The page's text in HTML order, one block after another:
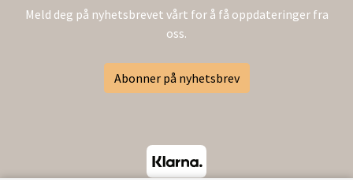
Meld deg på nyhetsbrevet vårt for å få oppdateringer fra
oss.
Abonner på nyhetsbrev